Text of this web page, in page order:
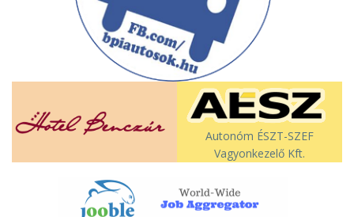
Autonóm ÉSZT-SZEF
Vagyonkezelő Kft.